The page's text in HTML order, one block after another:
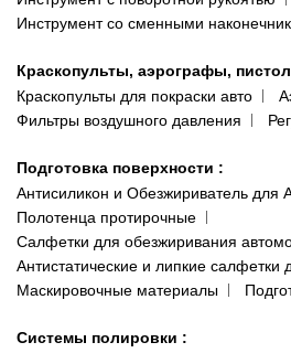
Инструмент со сменными
Краскопульты, аэрографы,
Краскопульты для покраски авто
Фильтры воздушного давления
Подготовка поверхности :
Антисиликон и Обезжириватель для
Полотенца протирочные
Салфетки для обезжиривания
Антистатические и липкие салфетки
Маскировочные материалы
Системы полировки :